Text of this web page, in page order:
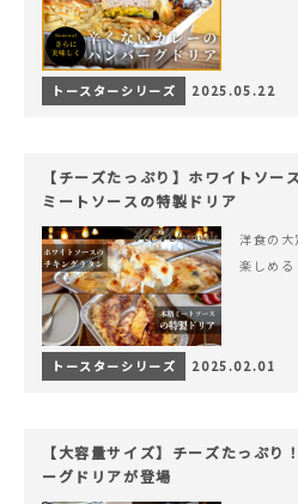
トースターシリーズ 2025.05.22
【チーズたっぷり】ホワイトソー
ミートソースの特製ドリア
洋食の
楽しめ
トースターシリーズ 2025.02.01
【大容量サイズ】チーズたっぷり
ーグドリアが登場